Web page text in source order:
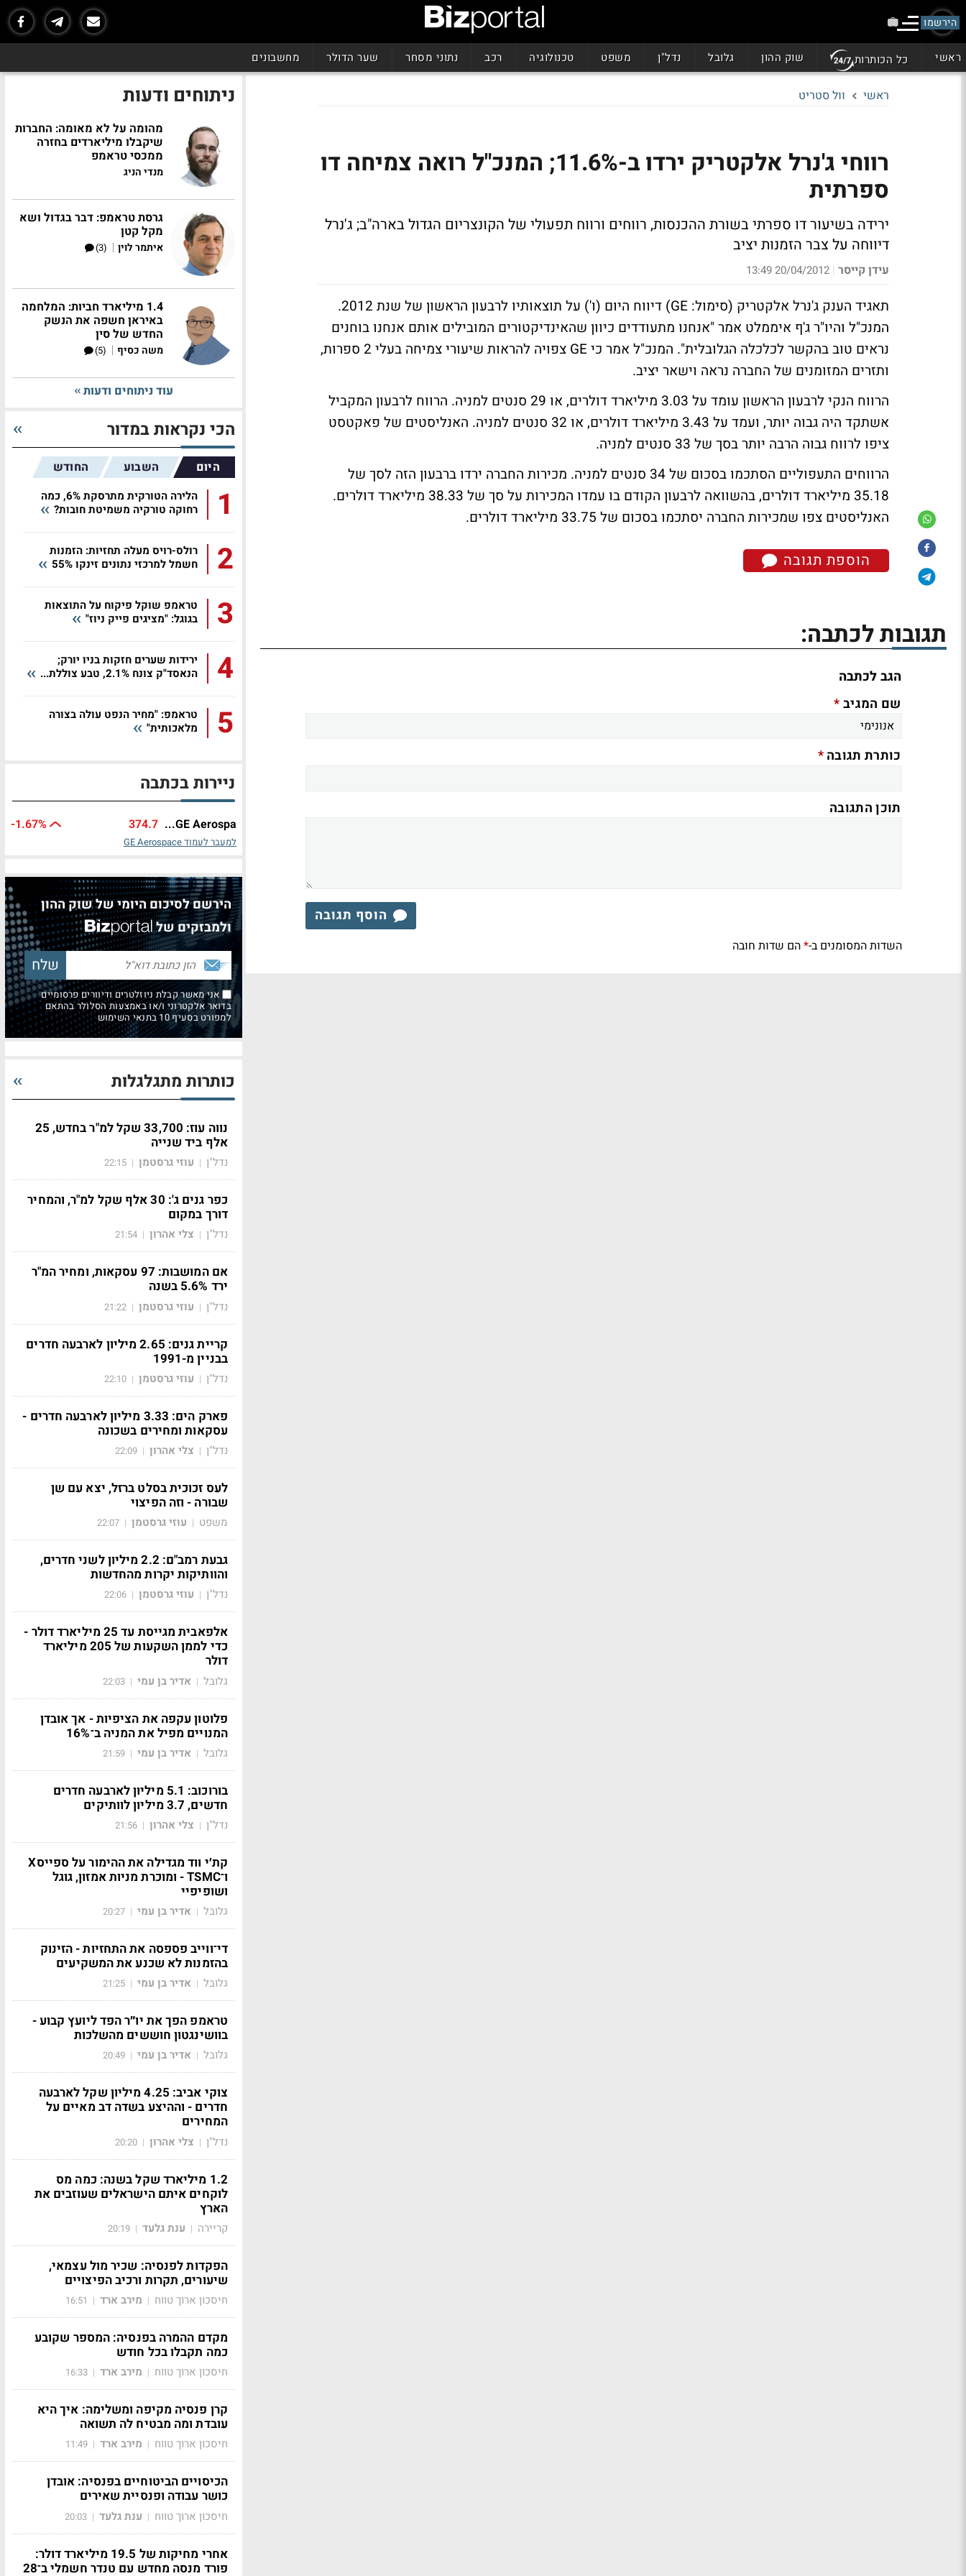
הירשמו
ראשי כל הכותרות שוק ההון גלובל נדל"ן משפט טכנולוגיה רכב נתוני מסחר שער הדולר מחשבונים
ראשי וול סטריט
רווחי ג'נרל אלקטריק ירדו ב-11.6%; המנכ"ל רואה צמיחה דו
ספרתית
ירידה בשיעור דו ספרתי בשורת ההכנסות, רווחים ורווח תפעולי של הקונצריום הגדול בארה"ב; ג'נרל
דיווחה על צבר הזמנות יציב
עידן קייסר |
20/04/2012 13:49
תאגיד הענק ג'נרל אלקטריק (סימול: GE) דיווח היום (ו') על תוצאותיו לרבעון הראשון של שנת 2012.
המנכ"ל והיו"ר ג'ף איממלט אמר "אנחנו מתעודדים כיוון שהאינדיקטורים המובילים אותם אנחנו בוחנים
נראים טוב בהקשר לכלכלה הגלובלית". המנכ"ל אמר כי GE צפויה להראות שיעורי צמיחה בעלי 2 ספרות,
ותזרים המזומנים של החברה נראה וישאר יציב.
הרווח הנקי לרבעון הראשון עומד על 3.03 מיליארד דולרים, או 29 סנטים למניה. הרווח לרבעון המקביל
אשתקד היה גבוה יותר, ועמד על 3.43 מיליארד דולרים, או 32 סנטים למניה. האנליסטים של פאקטסט
ציפו לרווח גבוה הרבה יותר בסך של 33 סנטים למניה.
הרווחים התעפוליים הסתכמו בסכום של 34 סנטים למניה. מכירות החברה ירדו ברבעון הזה לסך של
35.18 מיליארד דולרים, בהשוואה לרבעון הקודם בו עמדו המכירות על סך של 38.33 מיליארד דולרים.
האנליסטים צפו שמכירות החברה יסתכמו בסכום של 33.75 מיליארד דולרים.
הוספת תגובה
תגובות לכתבה:
הגב לכתבה
שם המגיב*
כותרת תגובה*
תוכן התגובה
הוסף תגובה
השדות המסומנים ב-*הם שדות חובה
ניתוחים ודעות
מהומה על לא מאומה: החברות
שיקבלו מיליארדים בחזרה
ממכסי טראמפ
מנדי הניג
גרסת טראמפ: דבר בגדול ושא
מקל קטן
איתמר לוין |
(3)
1.4 מיליארד חביות: המלחמה
באיראן חשפה את הנשק
החדש של סין
משה כסיף |
(5)
עוד ניתוחים ודעות
הכי נקראות במדור
היום השבוע החודש
1
הלירה הטורקית מתרסקת 6%, כמה
רחוקה טורקיה משמיטת חובות?
2
רולס-רויס מעלה תחזיות: הזמנות
חשמל למרכזי נתונים זינקו 55%
3
טראמפ שוקל פיקוח על התוצאות
בגוגל: "מציגים פייק ניוז"
4
ירידות שערים חזקות בניו יורק;
הנאסד"ק צונח 2.1%, טבע צוללת...
5
טראמפ: "מחיר הנפט עולה בצורה
מלאכותית"
ניירות בכתבה
GE Aerospa...
374.7
-1.67%
למעבר לעמוד GE Aerospace
הירשם לסיכום היומי של שוק ההון
ולמבזקים של
אני מאשר קבלת ניוזלטרים ודיוורים פרסומיים
בדואר אלקטרוני ו/או באמצעות הסלולר בהתאם
למפורט בסעיף 10 בתנאי השימוש
כותרות מתגלגלות
נווה עוז: 33,700 שקל למ"ר בחדש, 25
אלף ביד שנייה
נדל"ן | עוזי גרסטמן |
22:15
כפר גנים ג': 30 אלף שקל למ"ר, והמחיר
דורך במקום
נדל"ן | צלי אהרון |
21:54
אם המושבות: 97 עסקאות, ומחיר המ"ר
ירד 5.6% בשנה
נדל"ן | עוזי גרסטמן |
21:22
קריית גנים: 2.65 מיליון לארבעה חדרים
בבניין מ-1991
נדל"ן | עוזי גרסטמן |
22:10
פארק הים: 3.33 מיליון לארבעה חדרים -
עסקאות ומחירים בשכונה
נדל"ן | צלי אהרון |
22:09
לעס זכוכית בסלט ברזל, יצא עם שן
שבורה - וזה הפיצוי
משפט | עוזי גרסטמן |
22:07
גבעת רמב"ם: 2.2 מיליון לשני חדרים,
והוותיקות יקרות מהחדשות
נדל"ן | עוזי גרסטמן |
22:06
אלפאבית מגייסת עד 25 מיליארד דולר -
כדי לממן השקעות של 205 מיליארד
דולר
גלובל | אדיר בן עמי |
22:03
פלוטון עקפה את הציפיות - אך אובדן
המנויים מפיל את המניה ב־16%
גלובל | אדיר בן עמי |
21:59
בורוכוב: 5.1 מיליון לארבעה חדרים
חדשים, 3.7 מיליון לוותיקים
נדל"ן | צלי אהרון |
21:56
קת׳י ווד מגדילה את ההימור על ספייסX
ו־TSMC - ומוכרת מניות אמזון, גוגל
ושופיפיי
גלובל | אדיר בן עמי |
20:27
די־ווייב פספסה את התחזיות - הזינוק
בהזמנות לא שכנע את המשקיעים
גלובל | אדיר בן עמי |
21:25
טראמפ הפך את יו״ר הפד ליועץ קבוע -
בוושינגטון חוששים מהשלכות
גלובל | אדיר בן עמי |
20:49
צוקי אביב: 4.25 מיליון שקל לארבעה
חדרים - וההיצע בשדה דב מאיים על
המחירים
נדל"ן | צלי אהרון |
20:20
1.2 מיליארד שקל בשנה: כמה מס
לוקחים איתם הישראלים שעוזבים את
הארץ
קריירה | ענת גלעד |
20:19
הפקדות לפנסיה: שכיר מול עצמאי,
שיעורים, תקרות ורכיב הפיצויים
חיסכון ארוך טווח | מירב ארד |
16:51
מקדם ההמרה בפנסיה: המספר שקובע
כמה תקבלו בכל חודש
חיסכון ארוך טווח | מירב ארד |
16:33
קרן פנסיה מקיפה ומשלימה: איך היא
עובדת ומה מבטיח לה תשואה
חיסכון ארוך טווח | מירב ארד |
11:49
הכיסויים הביטוחיים בפנסיה: אובדן
כושר עבודה ופנסיית שאירים
חיסכון ארוך טווח | ענת גלעד |
20:03
אחרי מחיקות של 19.5 מיליארד דולר:
פורד מנסה מחדש עם טנדר חשמלי ב־28